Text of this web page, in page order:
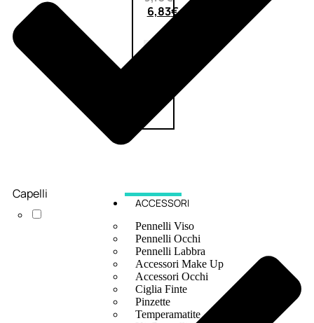
6,83€
ACCESSORI
Pennelli Viso
Pennelli Occhi
Pennelli Labbra
Accessori Make Up
Accessori Occhi
Ciglia Finte
Pinzette
Temperamatite
Capelli